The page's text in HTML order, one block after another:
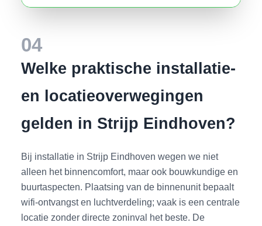
04
Welke praktische installatie-
en locatieoverwegingen
gelden in Strijp Eindhoven?
Bij installatie in Strijp Eindhoven wegen we niet
alleen het binnencomfort, maar ook bouwkundige en
buurtaspecten. Plaatsing van de binnenunit bepaalt
wifi-ontvangst en luchtverdeling; vaak is een centrale
locatie zonder directe zoninval het beste. De